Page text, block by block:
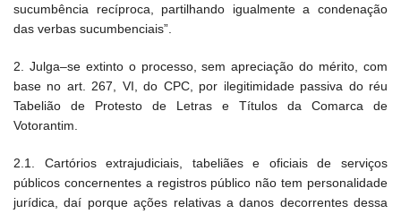
sucumbência recíproca, partilhando igualmente a condenação
das verbas sucumbenciais”.
2. Julga–se extinto o processo, sem apreciação do mérito, com
base no art. 267, VI, do CPC, por ilegitimidade passiva do réu
Tabelião de Protesto de Letras e Títulos da Comarca de
Votorantim.
2.1. Cartórios extrajudiciais, tabeliães e oficiais de serviços
públicos concernentes a registros público não tem personalidade
jurídica, daí porque ações relativas a danos decorrentes dessa